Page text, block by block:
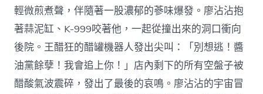
輕微煎煮聲，伴隨著一股濃郁的蔘味爆發。廖沾沾抱
著蒜泥缸、K-999咬著他，一起從撞出來的洞口衝向
後院。王醋狂的醋罐機器人發出尖叫：「別想逃！醬
油黨餘孽！我會追上你！」店內剩下的所有空盤子被
醋酸氣波震碎，發出了最後的哀鳴。廖沾沾的宇宙冒